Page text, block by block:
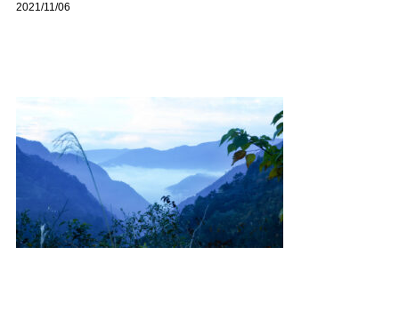
体験・イベント
大川村の暮らしが垣間見える山歩きツアーや、村民の4倍が集う謝肉祭、村
の地形を活かしたアクティビティなど、村で体験できるあれやこれやをご紹
介！
2021/11/06